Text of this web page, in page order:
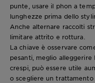
punte, usare il phon a
lunghezze prima dello
Anche alternare raccolti
limitare attrito e rottura.
La chiave è osservare
pesanti, meglio
crespi, può essere utile
o scegliere un trattamento